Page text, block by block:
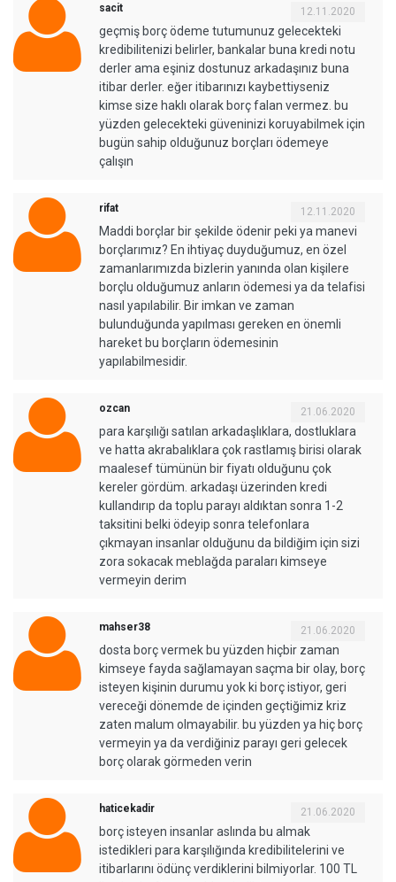
sacit 12.11.2020
geçmiş borç ödeme tutumunuz gelecekteki
kredibilitenizi belirler, bankalar buna kredi notu
derler ama eşiniz dostunuz arkadaşınız buna
itibar derler. eğer itibarınızı kaybettiyseniz
kimse size haklı olarak borç falan vermez. bu
yüzden gelecekteki güveninizi koruyabilmek için
bugün sahip olduğunuz borçları ödemeye
çalışın
rifat 12.11.2020
Maddi borçlar bir şekilde ödenir peki ya manevi
borçlarımız? En ihtiyaç duyduğumuz, en özel
zamanlarımızda bizlerin yanında olan kişilere
borçlu olduğumuz anların ödemesi ya da telafisi
nasıl yapılabilir. Bir imkan ve zaman
bulunduğunda yapılması gereken en önemli
hareket bu borçların ödemesinin
yapılabilmesidir.
ozcan 21.06.2020
para karşılığı satılan arkadaşlıklara, dostluklara
ve hatta akrabalıklara çok rastlamış birisi olarak
maalesef tümünün bir fiyatı olduğunu çok
kereler gördüm. arkadaşı üzerinden kredi
kullandırıp da toplu parayı aldıktan sonra 1-2
taksitini belki ödeyip sonra telefonlara
çıkmayan insanlar olduğunu da bildiğim için sizi
zora sokacak meblağda paraları kimseye
vermeyin derim
mahser38 21.06.2020
dosta borç vermek bu yüzden hiçbir zaman
kimseye fayda sağlamayan saçma bir olay, borç
isteyen kişinin durumu yok ki borç istiyor, geri
vereceği dönemde de içinden geçtiğimiz kriz
zaten malum olmayabilir. bu yüzden ya hiç borç
vermeyin ya da verdiğiniz parayı geri gelecek
borç olarak görmeden verin
haticekadir 21.06.2020
borç isteyen insanlar aslında bu almak
istedikleri para karşılığında kredibilitelerini ve
itibarlarını ödünç verdiklerini bilmiyorlar. 100 TL